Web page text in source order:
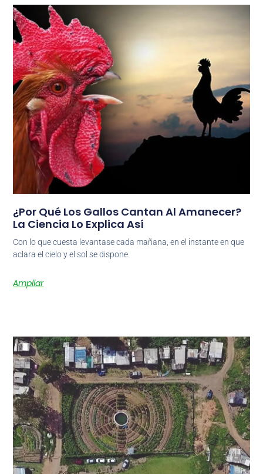
¿Por Qué Los Gallos Cantan Al Amanecer?
La Ciencia Lo Explica Así
Con lo que cuesta levantase cada mañana, en el instante en que
aclara el cielo y el sol se dispone
Ampliar